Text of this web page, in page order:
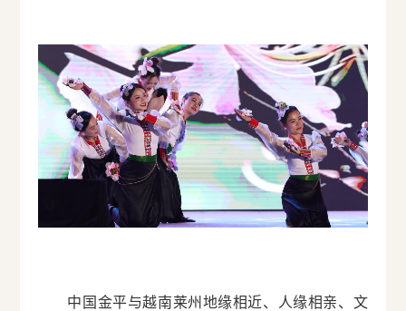
中国金平与越南莱州地缘相近、人缘相亲、文